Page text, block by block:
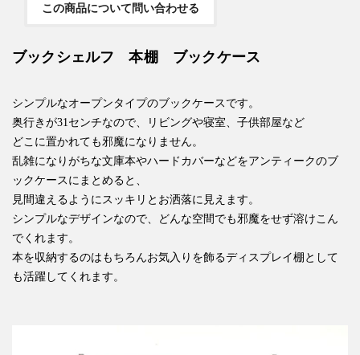
この商品について問い合わせる
ブックシェルフ 本棚 ブックケース
シンプルなオープンタイプのブックケースです。
奥行きが31センチなので、リビングや寝室、子供部屋など
どこに置かれても邪魔になりません。
乱雑になりがちな文庫本やハードカバーなどをアンティークのブ
ックケースにまとめると、
見間違えるようにスッキリとお洒落に見えます。
シンプルなデザインなので、どんな空間でも邪魔をせず溶けこん
でくれます。
本を収納するのはもちろんお気入りを飾るディスプレイ棚として
も活躍してくれます。